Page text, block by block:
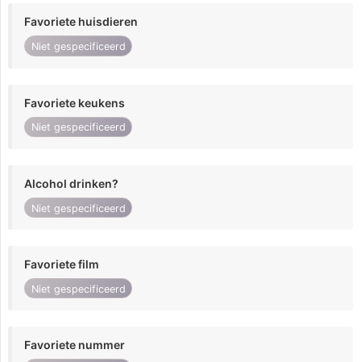
Favoriete huisdieren
Niet gespecificeerd
Favoriete keukens
Niet gespecificeerd
Alcohol drinken?
Niet gespecificeerd
Favoriete film
Niet gespecificeerd
Favoriete nummer